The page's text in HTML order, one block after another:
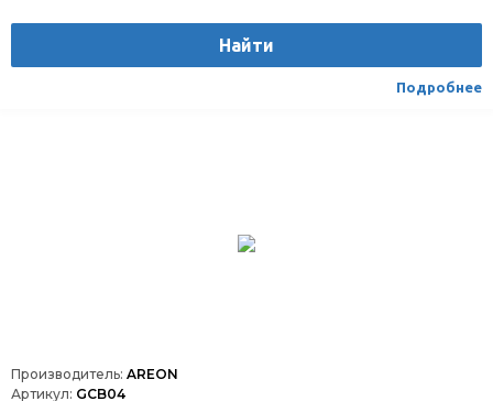
Найти
Подробнее
Производитель: AREON
Артикул: GCB04